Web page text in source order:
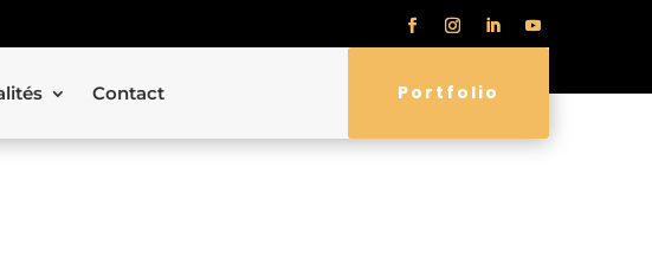
Contact Portfolio